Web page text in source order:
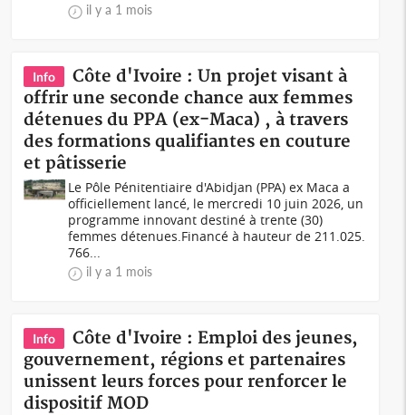
il y a 1 mois
Info
Côte d'Ivoire : Un projet visant à
offrir une seconde chance aux femmes
détenues du PPA (ex-Maca) , à travers
des formations qualifiantes en couture
et pâtisserie
Le Pôle Pénitentiaire d'Abidjan (PPA) ex Maca a
officiellement lancé, le mercredi 10 juin 2026, un
programme innovant destiné à trente (30)
femmes détenues.Financé à hauteur de 211.025.
766...
il y a 1 mois
Info
Côte d'Ivoire : Emploi des jeunes,
gouvernement, régions et partenaires
unissent leurs forces pour renforcer le
dispositif MOD